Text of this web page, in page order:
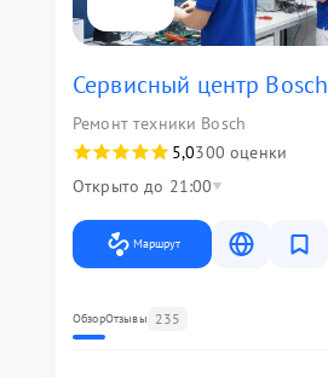
Сервисный центр Bosch
Ремонт техники Bosch
5,0300 оценки
Открыто до 21:00
Маршрут
ОбзорОтзывы 235